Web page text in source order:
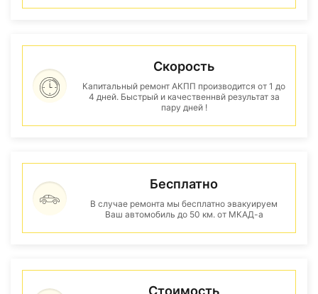
Скорость
Капитальный ремонт АКПП производится от 1 до
4 дней. Быстрый и качественнвй результат за
пару дней !
Бесплатно
В случае ремонта мы бесплатно эвакуируем
Ваш автомобиль до 50 км. от МКАД-а
Стоимость